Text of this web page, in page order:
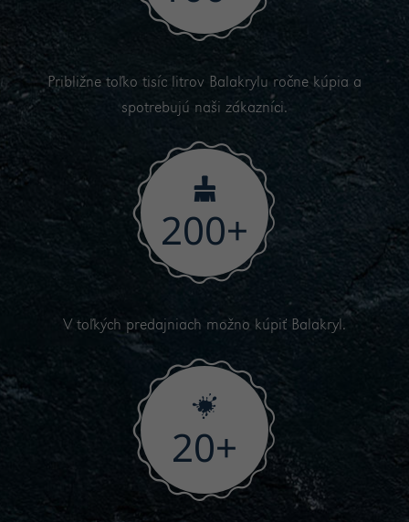
Približne toľko tisíc litrov Balakrylu ročne kúpia a
spotrebujú naši zákazníci.
200+
V toľkých predajniach možno kúpiť Balakryl.
20+